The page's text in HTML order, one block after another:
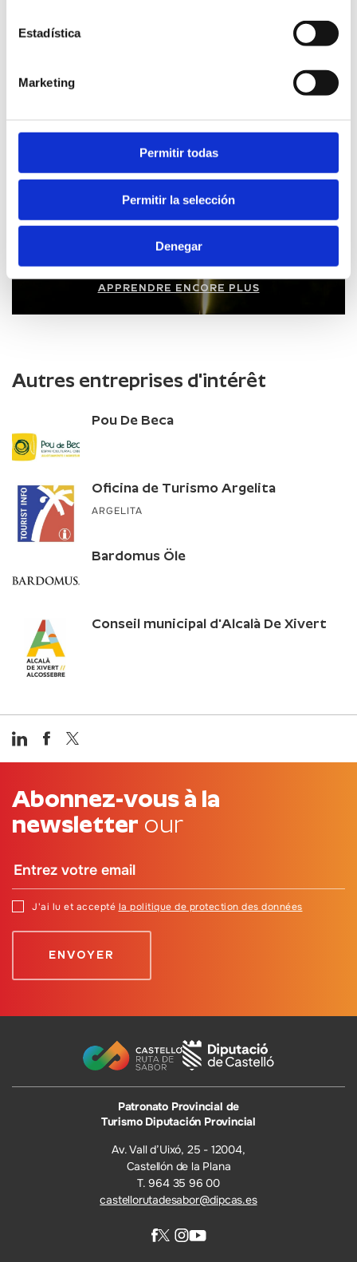
Estadística
Marketing
Permitir todas
Permitir la selección
Denegar
gastronomiques
Route de l'Huile d'Olive et des Oliviers
Millénaires
APPRENDRE ENCORE PLUS
Autres entreprises d'intérêt
Pou De Beca
Oficina de Turismo Argelita
ARGELITA
Bardomus Öle
Conseil municipal d'Alcalà De Xivert
Abonnez-vous à la
newsletter our
J'ai lu et accepté la politique de protection des données
Patronato Provincial de
Turismo Diputación Provincial
Av. Vall d’Uixó, 25 - 12004,
Castellón de la Plana
T. 964 35 96 00
castellorutadesabor@dipcas.es